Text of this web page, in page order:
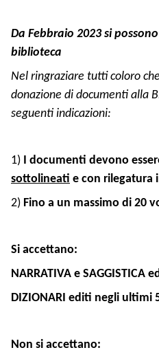
Da Febbraio 2023 si
biblioteca
Nel ringraziare tutti coloro
donazione di documenti alla
seguenti indicazioni:
1) I documenti devono
sottolineati e con rilegatura
2) Fino a un massimo di 20
Si accettano:
NARRATIVA e SAGGISTICA
DIZIONARI editi negli ultimi
Non si accettano: